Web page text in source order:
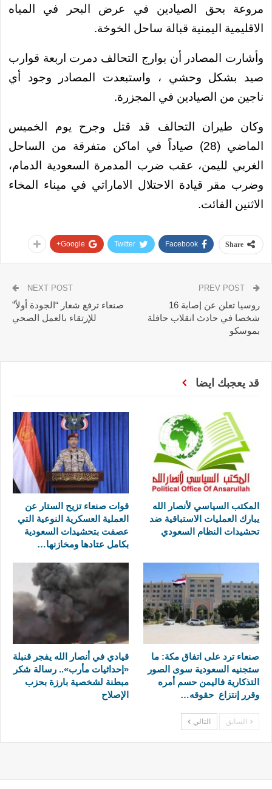
مروعة بحق الصيادين في عرض البحر في المياه
الاقليمية اليمنية قبالة ساحل الخوخة.
وأشارت المصادر أن بوارج التحالف دمرت اربعة قوارب
صيد بشكل وحشي ، واستبعدت المصادر وجود أي
ناجين من الصيادين في المجزرة.
وكان طيران التحالف قد قتل وجرح يوم الخميس
الماضي (28) صياداً في اماكن متفرقة من الساحل
الغربي لليمن، عقب ضرب المدمرة السعودية الدمام،
وضرب مقر قيادة الاحتلال الاماراتي في ميناء المخاء
الاثنين الفائت.
Share
Facebook
Twitter
Google+
روسيا تعلن عن إصابة 16
شخصا في حادث انقلاب حافلة
بموسكو
NEXT POST
صنعاء ترفع شعار “الجودة أولاً”
للإرتقاء بالعمل الصحي
قد يعجبك ايضا
المكتب السياسي لأنصار الله
يبارك العمليات الاستباقية ضد
تحشيدات النظام السعودي
قوات صنعاء تزيح الستار عن
العملية العسكرية النوعية التي
عصفت بتحشيدات السعودية
بكامل عتادها ومخازنها…
صنعاء ترد على اتفاق مكة: ما
ستجنيه السعودية سوى الصور
التذكارية فاليمن حسم أمره
وقرر إنتزاع حقوقه…
قيادي في أنصار الله يفجر قنبلة
«إحداثيات مأرب».. رسالة شكر
مبطنة لشخصية بارزة بحزب
الإصلاح
السابق التالي